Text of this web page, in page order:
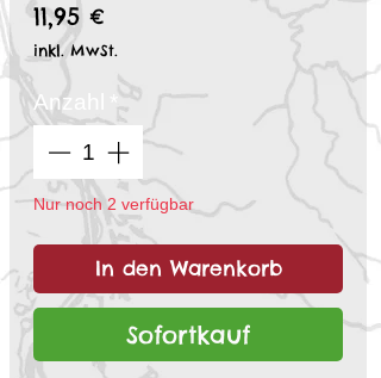
11,95 €
inkl. MwSt.
Anzahl *
Nur noch 2 verfügbar
In den Warenkorb
Sofortkauf